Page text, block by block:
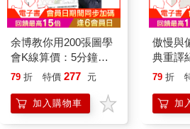
然，這並不是說你也要變得憂心忡忡
方心事重重的話，就要避免談到你最近
此外，最好和家人、朋友聊聊他們的
觀察他們的情緒，並試圖幫助他們找
果家人、朋友因為某件好事而心情大
要學會分享他們的喜悅。
余博教你用200張圖學
會K線算價：5分鐘算
出買進與賣出的價位，
版）
79 折 特價 277 元
加入購物車
傲慢與
典重譯
79 折
加